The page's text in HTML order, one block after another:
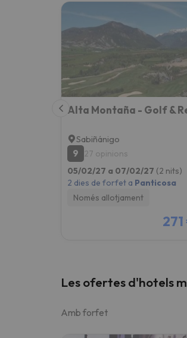
!Vaja! No hem trobat
Vaja! Sembla que el
Sabiñánigo
9
27 opinions
05/02/27 a 07/02/27 (2 nits)
2 dies de forfet a Panticosa
Només allotjament
Les ofertes d'hotels
Amb forfet